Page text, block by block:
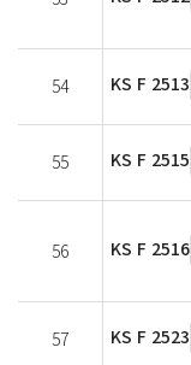
54 KS F 2513
55 KS F 2515
56 KS F 2516
57 KS F 2523